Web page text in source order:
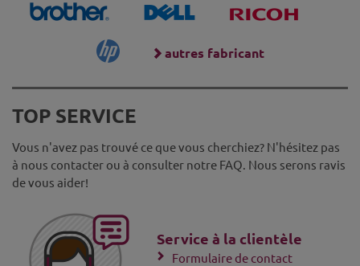
autres fabricant
TOP SERVICE
Vous n'avez pas trouvé ce que vous cherchiez? N'hésitez pas
à nous contacter ou à consulter notre FAQ. Nous serons ravis
de vous aider!
Service à la clientèle
Formulaire de contact